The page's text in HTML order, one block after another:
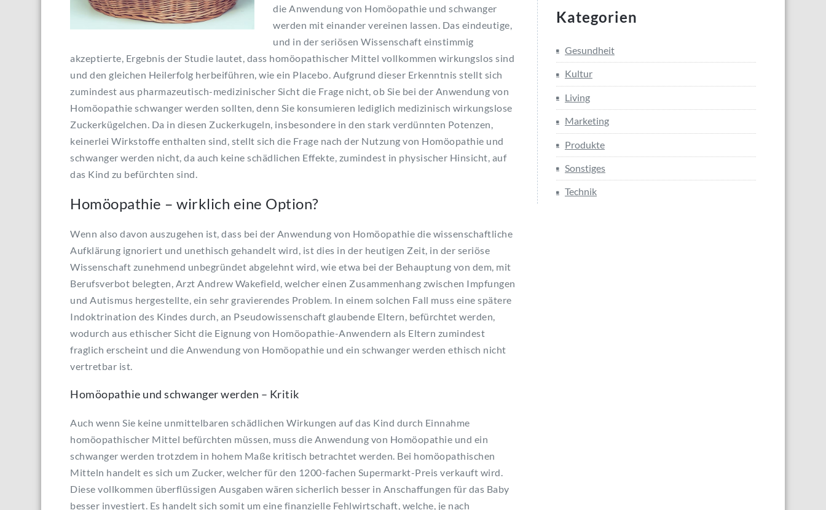
die Anwendung von Homöopathie und schwanger
werden mit einander vereinen lassen. Das eindeutige,
und in der seriösen Wissenschaft einstimmig
akzeptierte, Ergebnis der Studie lautet, dass homöopathischer Mittel vollkommen wirkungslos sind
und den gleichen Heilerfolg herbeiführen, wie ein Placebo. Aufgrund dieser Erkenntnis stellt sich
zumindest aus pharmazeutisch-medizinischer Sicht die Frage nicht, ob Sie bei der Anwendung von
Homöopathie schwanger werden sollten, denn Sie konsumieren lediglich medizinisch wirkungslose
Zuckerkügelchen. Da in diesen Zuckerkugeln, insbesondere in den stark verdünnten Potenzen,
keinerlei Wirkstoffe enthalten sind, stellt sich die Frage nach der Nutzung von Homöopathie und
schwanger werden nicht, da auch keine schädlichen Effekte, zumindest in physischer Hinsicht, auf
das Kind zu befürchten sind.
Homöopathie – wirklich eine Option?
Wenn also davon auszugehen ist, dass bei der Anwendung von Homöopathie die wissenschaftliche
Aufklärung ignoriert und unethisch gehandelt wird, ist dies in der heutigen Zeit, in der seriöse
Wissenschaft zunehmend unbegründet abgelehnt wird, wie etwa bei der Behauptung von dem, mit
Berufsverbot belegten, Arzt Andrew Wakefield, welcher einen Zusammenhang zwischen Impfungen
und Autismus hergestellte, ein sehr gravierendes Problem. In einem solchen Fall muss eine spätere
Indoktrination des Kindes durch, an Pseudowissenschaft glaubende Eltern, befürchtet werden,
wodurch aus ethischer Sicht die Eignung von Homöopathie-Anwendern als Eltern zumindest
fraglich erscheint und die Anwendung von Homöopathie und ein schwanger werden ethisch nicht
vertretbar ist.
Homöopathie und schwanger werden – Kritik
Auch wenn Sie keine unmittelbaren schädlichen Wirkungen auf das Kind durch Einnahme
homöopathischer Mittel befürchten müssen, muss die Anwendung von Homöopathie und ein
schwanger werden trotzdem in hohem Maße kritisch betrachtet werden. Bei homöopathischen
Mitteln handelt es sich um Zucker, welcher für den 1200-fachen Supermarkt-Preis verkauft wird.
Diese vollkommen überflüssigen Ausgaben wären sicherlich besser in Anschaffungen für das Baby
besser investiert. Es handelt sich somit um eine finanzielle Fehlwirtschaft, welche, je nach
Kategorien
Gesundheit
Kultur
Living
Marketing
Produkte
Sonstiges
Technik